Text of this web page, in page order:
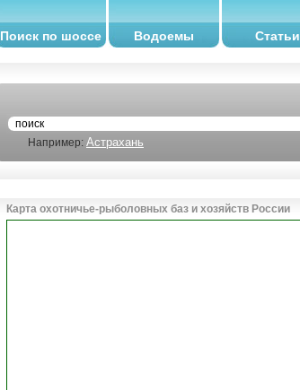
Поиск по шоссе Водоемы Статьи
Например: Астрахань
Карта охотничье-рыболовных баз и хозяйств России